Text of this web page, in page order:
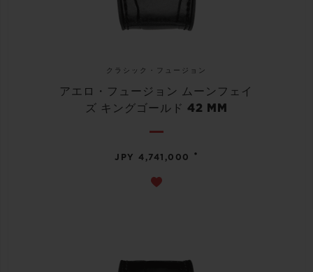
クラシック・フュージョン
アエロ・フュージョン ムーンフェイ
ズ キングゴールド 42 MM
JPY 4,741,000 •